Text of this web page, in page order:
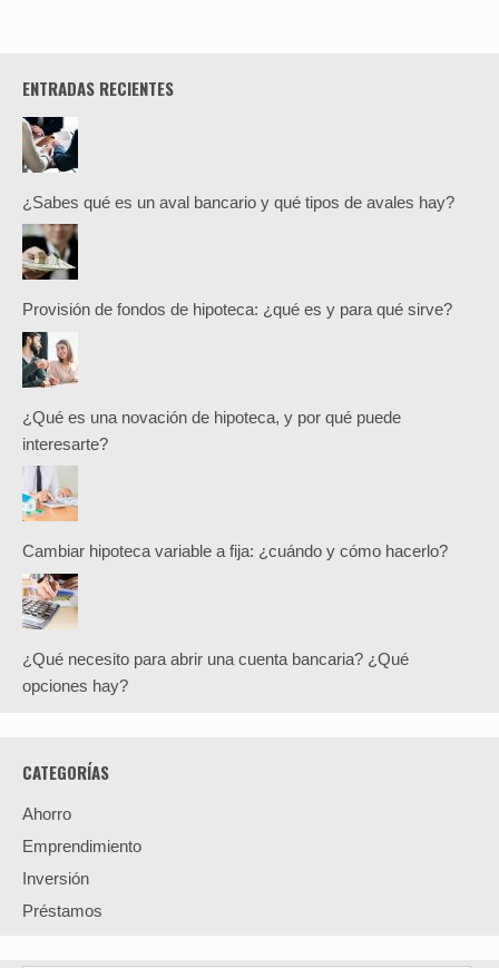
ENTRADAS RECIENTES
¿Sabes qué es un aval bancario y qué tipos de avales hay?
Provisión de fondos de hipoteca: ¿qué es y para qué sirve?
¿Qué es una novación de hipoteca, y por qué puede
interesarte?
Cambiar hipoteca variable a fija: ¿cuándo y cómo hacerlo?
¿Qué necesito para abrir una cuenta bancaria? ¿Qué
opciones hay?
CATEGORÍAS
Ahorro
Emprendimiento
Inversión
Préstamos